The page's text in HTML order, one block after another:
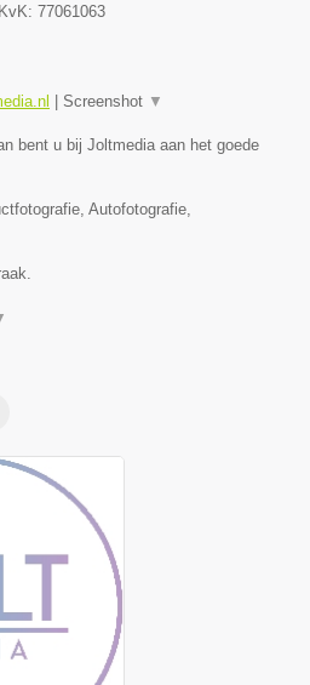
KvK: 77061063
| Screenshot ▼
bent u bij Joltmedia aan het goede
Autofotografie,